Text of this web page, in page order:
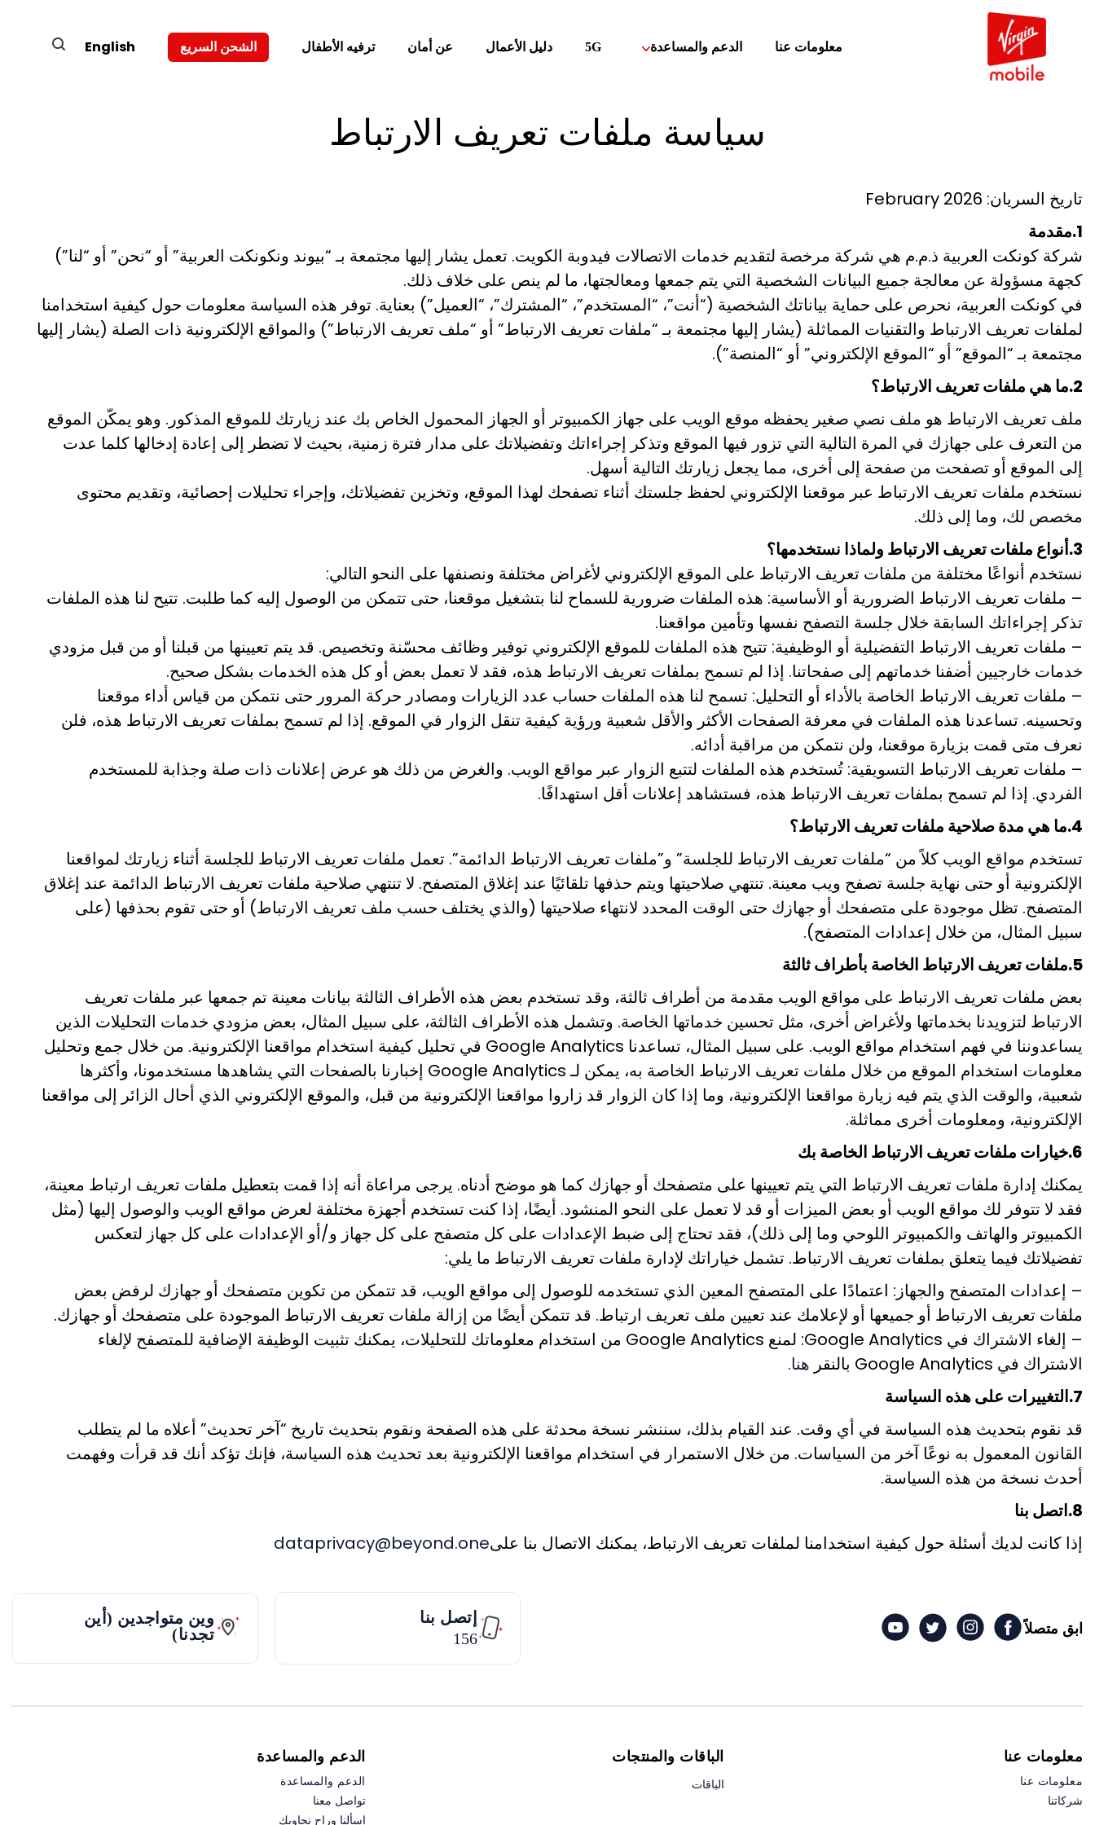
معلومات عنا الدعم والمساعدة 5G دليل الأعمال عن أمان ترفيه الأطفال الشحن السريع English
سياسة ملفات تعريف الارتباط
تاريخ السريان: February 2026
1.مقدمة
شركة كونكت العربية ذ.م.م هي شركة مرخصة لتقديم خدمات الاتصالات فيدوبة الكويت. تعمل يشار إليها مجتمعة بـ “بيوند ونكونكت العربية” أو “نحن” أو “لنا”)
كجهة مسؤولة عن معالجة جميع البيانات الشخصية التي يتم جمعها ومعالجتها، ما لم ينص على خلاف ذلك.
في كونكت العربية، نحرص على حماية بياناتك الشخصية (“أنت”، “المستخدم”، “المشترك”، “العميل”) بعناية. توفر هذه السياسة معلومات حول كيفية استخدامنا
لملفات تعريف الارتباط والتقنيات المماثلة (يشار إليها مجتمعة بـ “ملفات تعريف الارتباط” أو “ملف تعريف الارتباط”) والمواقع الإلكترونية ذات الصلة (يشار إليها
مجتمعة بـ “الموقع” أو “الموقع الإلكتروني” أو “المنصة”).
2.ما هي ملفات تعريف الارتباط؟
ملف تعريف الارتباط هو ملف نصي صغير يحفظه موقع الويب على جهاز الكمبيوتر أو الجهاز المحمول الخاص بك عند زيارتك للموقع المذكور. وهو يمكّن الموقع
من التعرف على جهازك في المرة التالية التي تزور فيها الموقع وتذكر إجراءاتك وتفضيلاتك على مدار فترة زمنية، بحيث لا تضطر إلى إعادة إدخالها كلما عدت
إلى الموقع أو تصفحت من صفحة إلى أخرى، مما يجعل زيارتك التالية أسهل.
نستخدم ملفات تعريف الارتباط عبر موقعنا الإلكتروني لحفظ جلستك أثناء تصفحك لهذا الموقع، وتخزين تفضيلاتك، وإجراء تحليلات إحصائية، وتقديم محتوى
مخصص لك، وما إلى ذلك.
3.أنواع ملفات تعريف الارتباط ولماذا نستخدمها؟
نستخدم أنواعًا مختلفة من ملفات تعريف الارتباط على الموقع الإلكتروني لأغراض مختلفة ونصنفها على النحو التالي:
– ملفات تعريف الارتباط الضرورية أو الأساسية: هذه الملفات ضرورية للسماح لنا بتشغيل موقعنا، حتى تتمكن من الوصول إليه كما طلبت. تتيح لنا هذه الملفات
تذكر إجراءاتك السابقة خلال جلسة التصفح نفسها وتأمين مواقعنا.
– ملفات تعريف الارتباط التفضيلية أو الوظيفية: تتيح هذه الملفات للموقع الإلكتروني توفير وظائف محسّنة وتخصيص. قد يتم تعيينها من قبلنا أو من قبل مزودي
خدمات خارجيين أضفنا خدماتهم إلى صفحاتنا. إذا لم تسمح بملفات تعريف الارتباط هذه، فقد لا تعمل بعض أو كل هذه الخدمات بشكل صحيح.
– ملفات تعريف الارتباط الخاصة بالأداء أو التحليل: تسمح لنا هذه الملفات حساب عدد الزيارات ومصادر حركة المرور حتى نتمكن من قياس أداء موقعنا
وتحسينه. تساعدنا هذه الملفات في معرفة الصفحات الأكثر والأقل شعبية ورؤية كيفية تنقل الزوار في الموقع. إذا لم تسمح بملفات تعريف الارتباط هذه، فلن
نعرف متى قمت بزيارة موقعنا، ولن نتمكن من مراقبة أدائه.
– ملفات تعريف الارتباط التسويقية: تُستخدم هذه الملفات لتتبع الزوار عبر مواقع الويب. والغرض من ذلك هو عرض إعلانات ذات صلة وجذابة للمستخدم
الفردي. إذا لم تسمح بملفات تعريف الارتباط هذه، فستشاهد إعلانات أقل استهدافًا.
4.ما هي مدة صلاحية ملفات تعريف الارتباط؟
تستخدم مواقع الويب كلاً من “ملفات تعريف الارتباط للجلسة” و”ملفات تعريف الارتباط الدائمة”. تعمل ملفات تعريف الارتباط للجلسة أثناء زيارتك لمواقعنا
الإلكترونية أو حتى نهاية جلسة تصفح ويب معينة. تنتهي صلاحيتها ويتم حذفها تلقائيًا عند إغلاق المتصفح. لا تنتهي صلاحية ملفات تعريف الارتباط الدائمة عند إغلاق
المتصفح. تظل موجودة على متصفحك أو جهازك حتى الوقت المحدد لانتهاء صلاحيتها (والذي يختلف حسب ملف تعريف الارتباط) أو حتى تقوم بحذفها (على
سبيل المثال، من خلال إعدادات المتصفح).
5.ملفات تعريف الارتباط الخاصة بأطراف ثالثة
بعض ملفات تعريف الارتباط على مواقع الويب مقدمة من أطراف ثالثة، وقد تستخدم بعض هذه الأطراف الثالثة بيانات معينة تم جمعها عبر ملفات تعريف
الارتباط لتزويدنا بخدماتها ولأغراض أخرى، مثل تحسين خدماتها الخاصة. وتشمل هذه الأطراف الثالثة، على سبيل المثال، بعض مزودي خدمات التحليلات الذين
يساعدوننا في فهم استخدام مواقع الويب. على سبيل المثال، تساعدنا Google Analytics في تحليل كيفية استخدام مواقعنا الإلكترونية. من خلال جمع وتحليل
معلومات استخدام الموقع من خلال ملفات تعريف الارتباط الخاصة به، يمكن لـ Google Analytics إخبارنا بالصفحات التي يشاهدها مستخدمونا، وأكثرها
شعبية، والوقت الذي يتم فيه زيارة مواقعنا الإلكترونية، وما إذا كان الزوار قد زاروا مواقعنا الإلكترونية من قبل، والموقع الإلكتروني الذي أحال الزائر إلى مواقعنا
الإلكترونية، ومعلومات أخرى مماثلة.
6.خيارات ملفات تعريف الارتباط الخاصة بك
يمكنك إدارة ملفات تعريف الارتباط التي يتم تعيينها على متصفحك أو جهازك كما هو موضح أدناه. يرجى مراعاة أنه إذا قمت بتعطيل ملفات تعريف ارتباط معينة،
فقد لا تتوفر لك مواقع الويب أو بعض الميزات أو قد لا تعمل على النحو المنشود. أيضًا، إذا كنت تستخدم أجهزة مختلفة لعرض مواقع الويب والوصول إليها (مثل
الكمبيوتر والهاتف والكمبيوتر اللوحي وما إلى ذلك)، فقد تحتاج إلى ضبط الإعدادات على كل متصفح على كل جهاز و/أو الإعدادات على كل جهاز لتعكس
تفضيلاتك فيما يتعلق بملفات تعريف الارتباط. تشمل خياراتك لإدارة ملفات تعريف الارتباط ما يلي:
– إعدادات المتصفح والجهاز: اعتمادًا على المتصفح المعين الذي تستخدمه للوصول إلى مواقع الويب، قد تتمكن من تكوين متصفحك أو جهازك لرفض بعض
ملفات تعريف الارتباط أو جميعها أو لإعلامك عند تعيين ملف تعريف ارتباط. قد تتمكن أيضًا من إزالة ملفات تعريف الارتباط الموجودة على متصفحك أو جهازك.
– إلغاء الاشتراك في Google Analytics: لمنع Google Analytics من استخدام معلوماتك للتحليلات، يمكنك تثبيت الوظيفة الإضافية للمتصفح لإلغاء
الاشتراك في Google Analytics بالنقر
هنا.
7.التغييرات على هذه السياسة
قد نقوم بتحديث هذه السياسة في أي وقت. عند القيام بذلك، سننشر نسخة محدثة على هذه الصفحة ونقوم بتحديث تاريخ “آخر تحديث” أعلاه ما لم يتطلب
القانون المعمول به نوعًا آخر من السياسات. من خلال الاستمرار في استخدام مواقعنا الإلكترونية بعد تحديث هذه السياسة، فإنك تؤكد أنك قد قرأت وفهمت
أحدث نسخة من هذه السياسة.
8.اتصل بنا
إذا كانت لديك أسئلة حول كيفية استخدامنا لملفات تعريف الارتباط، يمكنك الاتصال بنا علىdataprivacy@beyond.one
ابق متصلاً
إتصل بنا
156
وين متواجدين (أين
تجدنا)
معلومات عنا
معلومات عنا
شركاتنا
الباقات والمنتجات
الباقات
الدعم والمساعدة
الدعم والمساعدة
تواصل معنا
إسألنا وراح نجاوبك